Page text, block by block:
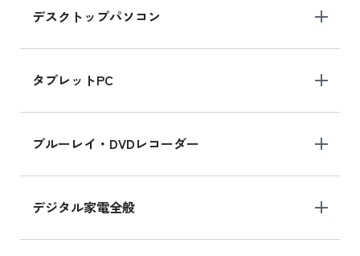
デスクトップパソコン
タブレットPC
ブルーレイ・DVDレコーダー
デジタル家電全般
iPad mini シリーズ 2024
iPad mini 8.3インチ の新品買取価格
iPhone 16 シリーズ
iPhone 16 の新品買取価格
iPad Air 11インチ シリーズ
iPad Air 11インチ の新品買取価格